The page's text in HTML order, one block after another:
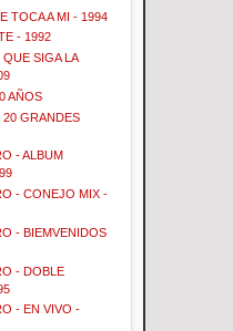
TOCA A MI - 1994
- 1992
QUE SIGA LA
AÑOS
20 GRANDES
- ALBUM
- CONEJO MIX -
- BIEMVENIDOS
- DOBLE
- EN VIVO -